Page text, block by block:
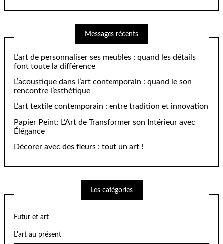
Messages récents
L’art de personnaliser ses meubles : quand les détails
font toute la différence
L’acoustique dans l’art contemporain : quand le son
rencontre l’esthétique
L’art textile contemporain : entre tradition et innovation
Papier Peint: L’Art de Transformer son Intérieur avec
Élégance
Décorer avec des fleurs : tout un art !
Les catégories
Futur et art
L'art au présent